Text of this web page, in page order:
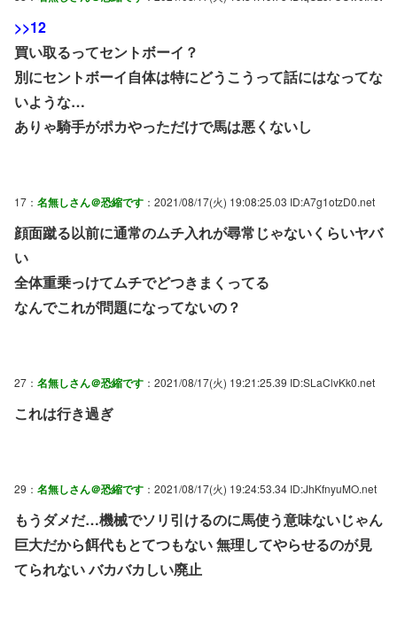
>>12
買い取るってセントボーイ？
別にセントボーイ自体は特にどうこうって話にはなってな
いような…
ありゃ騎手がポカやっただけで馬は悪くないし
17： 名無しさん＠恐縮です ：2021/08/17(火) 19:08:25.03 ID:A7g1otzD0.net
顔面蹴る以前に通常のムチ入れが尋常じゃないくらいヤバ
い
全体重乗っけてムチでどつきまくってる
なんでこれが問題になってないの？
27： 名無しさん＠恐縮です ：2021/08/17(火) 19:21:25.39 ID:SLaClvKk0.net
これは行き過ぎ
29： 名無しさん＠恐縮です ：2021/08/17(火) 19:24:53.34 ID:JhKfnyuMO.net
もうダメだ…機械でソリ引けるのに馬使う意味ないじゃん
巨大だから餌代もとてつもない 無理してやらせるのが見
てられない バカバカしい廃止